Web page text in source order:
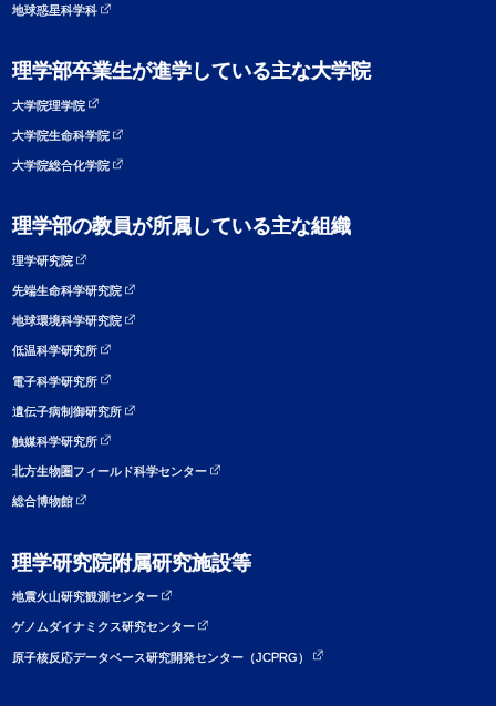
地球惑星科学科
理学部卒業生が進学している主な大学院
大学院理学院
大学院生命科学院
大学院総合化学院
理学部の教員が所属している主な組織
理学研究院
先端生命科学研究院
地球環境科学研究院
低温科学研究所
電子科学研究所
遺伝子病制御研究所
触媒科学研究所
北方生物圏フィールド科学センター
総合博物館
理学研究院附属研究施設等
地震火山研究観測センター
ゲノムダイナミクス研究センター
原子核反応データベース研究開発センター（JCPRG）